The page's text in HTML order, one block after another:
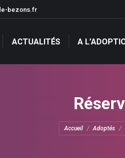
bezons.fr
ACTUALITÉS A
Vous êtes ici :
Accueil Adoptés